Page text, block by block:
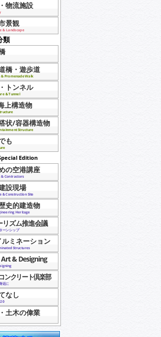
物流施設
景観
& Landscape
類
橋・遊歩道
Promenade Walk
トンネル
& Tunnel
上構造物
状/容器構造物
Structure
も
Edition
の空港講座
& Contractors
設現場
& Construction Site
史的建造物
Heritage
リズム推進会議
ーンシップ
ミネーション
Structures
& Designing
ンクリート倶楽部
近に
なし
土木の偉業